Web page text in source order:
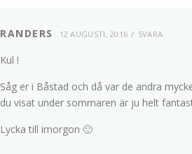
RANDERS 12 AUGUSTI, 2016 SVARA
Kul !
Såg er i Båstad och då var de andra
du visat under sommaren är ju helt
Lycka till imorgon 🙂